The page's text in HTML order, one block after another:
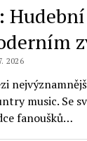
2026
music. Se
fanoušků…